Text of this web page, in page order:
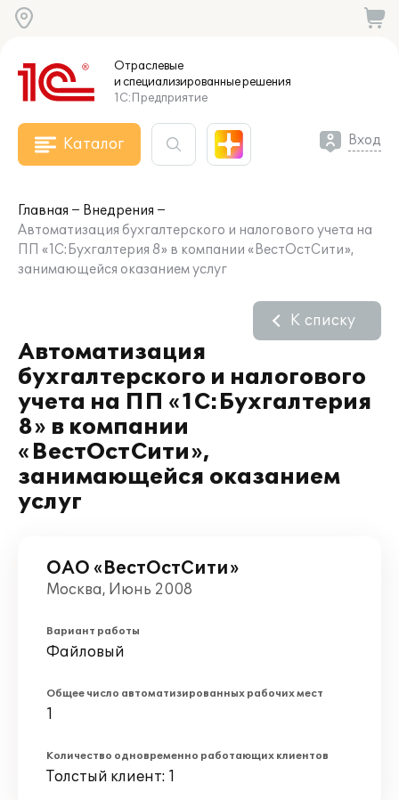
Отраслевые
и специализированныерешения
1С:Предприятие
Каталог Вход
Главная
Внедрения
Автоматизация бухгалтерского и налогового учета на
ПП «1С:Бухгалтерия 8» в компании «ВестОстСити»,
занимающейся оказанием услуг
Автоматизация
бухгалтерского и налогового
учета на ПП «1С:Бухгалтерия
8» в компании
«ВестОстСити»,
занимающейся оказанием
услуг
К списку
ОАО «ВестОстСити»
Москва, Июнь 2008
Вариант работы
Файловый
Общее число автоматизированных рабочих мест
1
Количество одновременно работающих клиентов
Толстый клиент: 1